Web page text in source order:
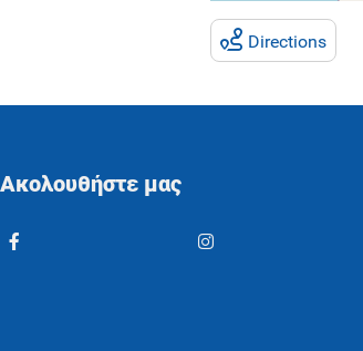
Directions
Ακολουθήστε μας